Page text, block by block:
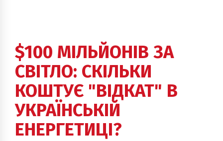
$100 МІЛЬЙОНІВ ЗА
СВІТЛО: СКІЛЬКИ
КОШТУЄ "ВІДКАТ" В
УКРАЇНСЬКІЙ
ЕНЕРГЕТИЦІ?